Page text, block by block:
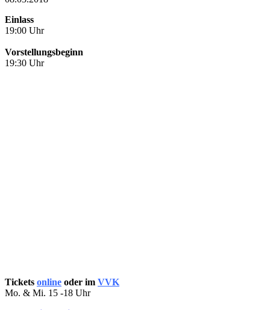
Einlass
19:00 Uhr
Vorstellungsbeginn
19:30 Uhr
Tickets online oder im VVK
Mo. & Mi. 15 -18 Uhr